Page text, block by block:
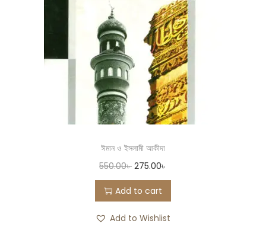
ঈমান ও ইসলামী আকীদা
550.00৳ 275.00৳
Add to cart
Add to Wishlist